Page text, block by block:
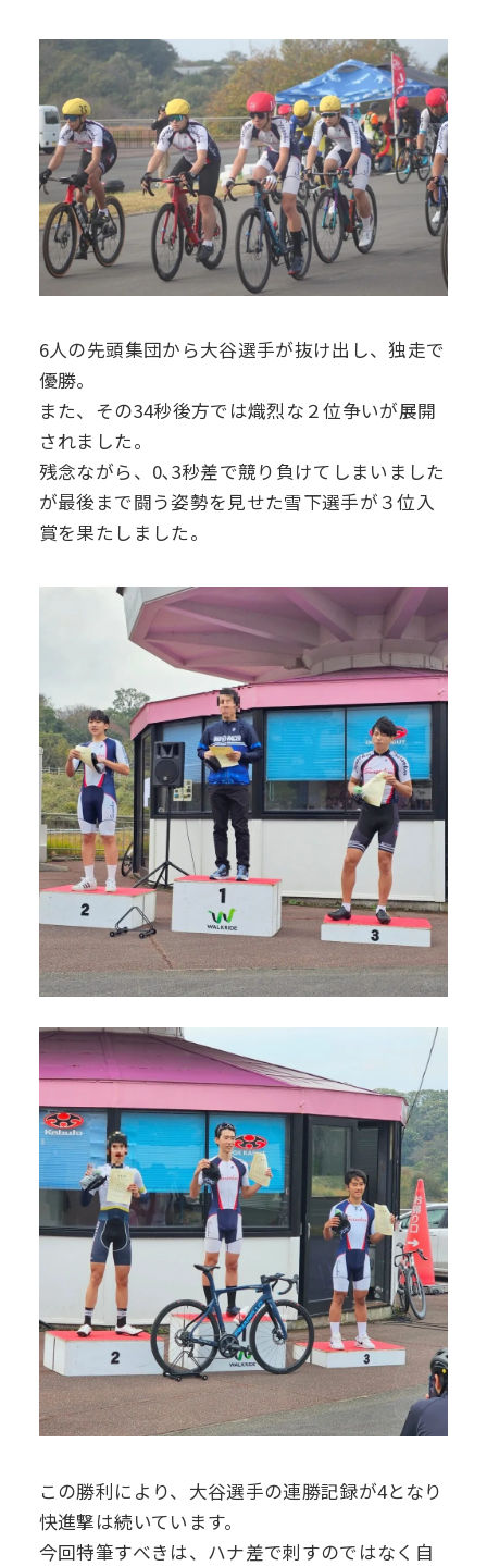
6人の先頭集団から大谷選手が抜け出し、独走で
優勝。
また、その34秒後方では熾烈な２位争いが展開
されました。
残念ながら、0､3秒差で競り負けてしまいました
が最後まで闘う姿勢を見せた雪下選手が３位入
賞を果たしました。
この勝利により、大谷選手の連勝記録が4となり
快進撃は続いています。
今回特筆すべきは、ハナ差で刺すのではなく自